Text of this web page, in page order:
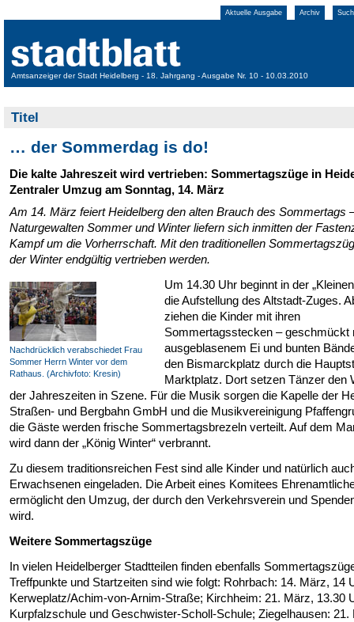
Aktuelle Ausgabe Archiv
Amtsanzeiger der Stadt Heidelberg - 18. Jahrgang - Ausgabe Nr. 10 - 10.03.2010
Titel
… der Sommerdag is do!
Die kalte Jahreszeit wird vertrieben: Sommertagszüge in
Zentraler Umzug am Sonntag, 14. März
Am 14. März feiert Heidelberg den alten Brauch des Sommertags
Naturgewalten Sommer und Winter liefern sich inmitten der
Kampf um die Vorherrschaft. Mit den traditionellen
der Winter endgültig vertrieben werden.
Nachdrücklich verabschiedet Frau
Sommer Herrn Winter vor dem
Rathaus. (Archivfoto: Kresin)
Um 14.30 Uhr beginnt in der
die Aufstellung des Altstadt-Zuges.
ziehen die Kinder mit ihren
Sommertagsstecken – geschmückt
ausgeblasenem Ei und bunten
den Bismarckplatz durch die
Marktplatz. Dort setzen Tänzer den
der Jahreszeiten in Szene. Für die Musik sorgen die Kapelle der
Straßen- und Bergbahn GmbH und die Musikvereinigung
die Gäste werden frische Sommertagsbrezeln verteilt. Auf dem
wird dann der „König Winter“ verbrannt.
Zu diesem traditionsreichen Fest sind alle Kinder und natürlich
Erwachsenen eingeladen. Die Arbeit eines Komitees
ermöglicht den Umzug, der durch den Verkehrsverein und
wird.
Weitere Sommertagszüge
In vielen Heidelberger Stadtteilen finden ebenfalls
Treffpunkte und Startzeiten sind wie folgt: Rohrbach: 14. März, 14
Kerweplatz/Achim-von-Arnim-Straße; Kirchheim: 21. März, 13.30
Kurpfalzschule und Geschwister-Scholl-Schule; Ziegelhausen: 21.